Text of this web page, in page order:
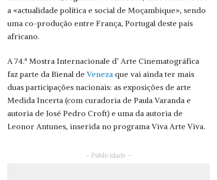
a «actualidade política e social de Moçambique», sendo
uma co-produção entre França, Portugal deste país
africano.
A 74.ª Mostra Internacionale d’ Arte Cinematográfica
faz parte da Bienal deVeneza que vai ainda ter mais
duas participações nacionais: as exposições de arte
Medida Incerta (com curadoria de Paula Varanda e
autoria de José Pedro Croft) e uma da autoria de
Leonor Antunes, inserida no programa Viva Arte Viva.
– Publicidade –